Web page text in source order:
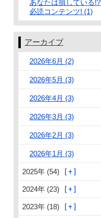
あなたは損している!?
必読コンテンツ! (1)
アーカイブ
2026年6月 (2)
2026年5月 (3)
2026年4月 (3)
2026年3月 (3)
2026年2月 (3)
2026年1月 (3)
2025年 (54)
2024年 (23)
2023年 (18)